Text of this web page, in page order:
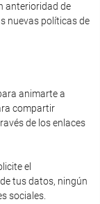
anterioridad de
nuevas políticas de
animarte a
compartir
de los enlaces
el
tus datos, ningún
sociales.